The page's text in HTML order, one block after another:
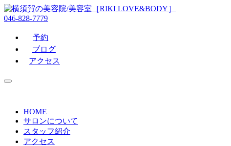
046-828-7779
予約
ブログ
アクセス
HOME
サロンについて
スタッフ紹介
アクセス